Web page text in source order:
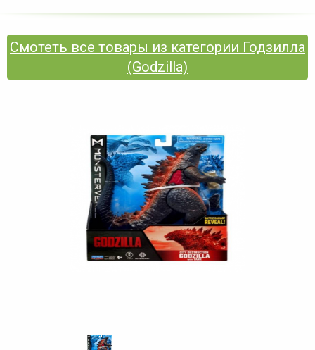
Смотеть все товары из категории Годзилла
(Godzilla)